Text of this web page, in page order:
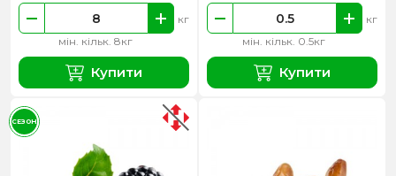
мін. кільк. 8кг
кг
Купити
мін. кільк. 0.5кг
кг
Купити
СЕЗОН